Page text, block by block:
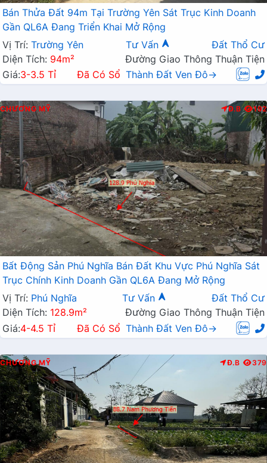
Bán Thửa Đất 94m Tại Trường Yên Sát Trục Kinh Doanh
Gần QL6A Đang Triển Khai Mở Rộng
Vị Trí: Trường Yên Tư Vấn
Đất Thổ Cư
Diện Tích: 94m²
Đường Giao Thông Thuận Tiện
Giá:3-3.5 Tỉ Đã Có Sổ Thành Đất Ven Đô→
CHƯƠNG MỸ Đ.B 192
Bất Động Sản Phú Nghĩa Bán Đất Khu Vực Phú Nghĩa Sát
Trục Chính Kinh Doanh Gần QL6A Đang Mở Rộng
Vị Trí: Phú Nghĩa Tư Vấn
Đất Thổ Cư
Diện Tích: 128.9m²
Đường Giao Thông Thuận Tiện
Giá:4-4.5 Tỉ Đã Có Sổ Thành Đất Ven Đô→
CHƯƠNG MỸ Đ.B 379